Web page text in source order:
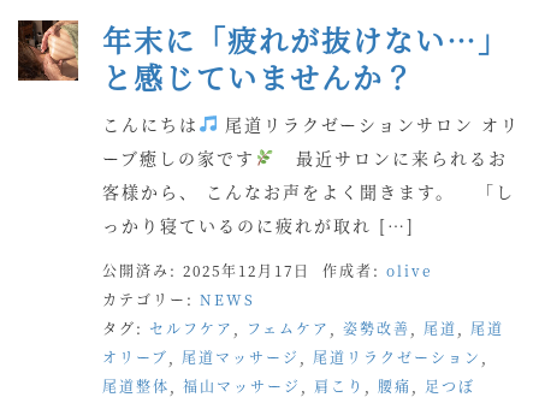
年末に「疲れが抜けない…」
と感じていませんか？
こんにちは
尾道リラクゼーションサロン オリ
ーブ癒しの家です
最近サロンに来られるお
客様から、 こんなお声をよく聞きます。 「し
っかり寝ているのに疲れが取れ […]
公開済み: 2025年12月17日 作成者: olive
カテゴリー: NEWS
タグ: セルフケア フェムケア 姿勢改善 尾道
尾道
オリーブ
尾道マッサージ 尾道リラクゼーション
尾道整体
福山マッサージ 肩こり 腰痛 足つぼ